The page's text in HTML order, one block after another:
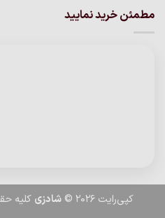
مطمئن خرید نمایید
کپی‌رایت 2026 © شادزی کلیه